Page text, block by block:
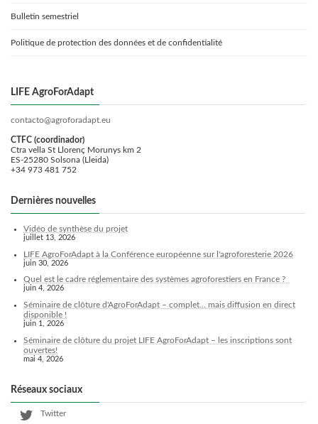
Bulletin semestriel
Politique de protection des données et de confidentialité
LIFE AgroForAdapt
contacto@agroforadapt.eu
CTFC (coordinador)
Ctra vella St Llorenç Morunys km 2
ES-25280 Solsona (Lleida)
+34 973 481 752
Dernières nouvelles
Vidéo de synthèse du projet
juillet 13, 2026
LIFE AgroForAdapt à la Conférence européenne sur l'agroforesterie 2026
juin 30, 2026
Quel est le cadre réglementaire des systèmes agroforestiers en France ?
juin 4, 2026
Séminaire de clôture d'AgroForAdapt – complet... mais diffusion en direct
disponible !
juin 1, 2026
Séminaire de clôture du projet LIFE AgroForAdapt – les inscriptions sont
ouvertes!
mai 4, 2026
Réseaux sociaux
Twitter